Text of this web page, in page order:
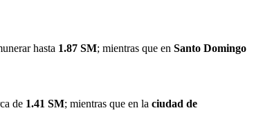
hasta 1.87 SM; mientras que en Santo Domingo
de 1.41 SM; mientras que en la ciudad de